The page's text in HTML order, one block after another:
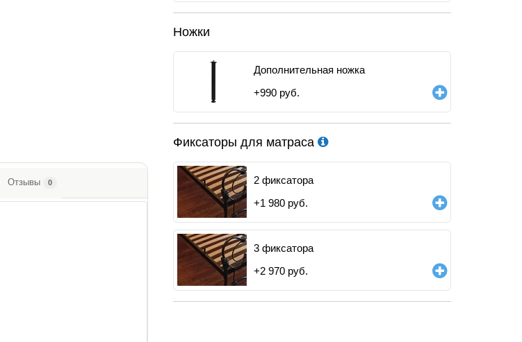
Ножки
Дополнительная ножка
+990 руб.
Фиксаторы для матраса
2 фиксатора
+1 980 руб.
3 фиксатора
+2 970 руб.
Отзывы 0